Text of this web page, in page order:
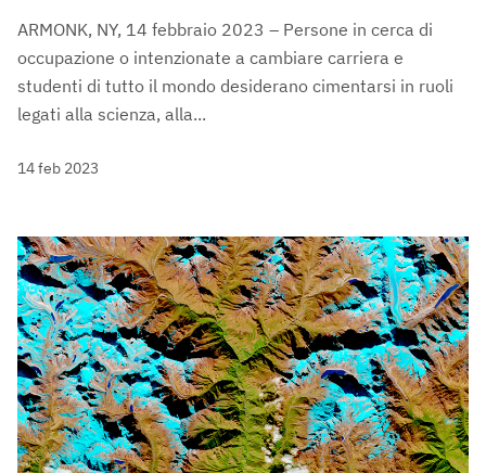
ARMONK, NY, 14 febbraio 2023 – Persone in cerca di
occupazione o intenzionate a cambiare carriera e
studenti di tutto il mondo desiderano cimentarsi in ruoli
legati alla scienza, alla...
14 feb 2023